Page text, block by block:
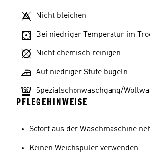
Nicht bleichen
Bei niedriger Temperatur im
Nicht chemisch reinigen
Auf niedriger Stufe bügeln
Spezialschonwaschgang/
PFLEGEHINWEISE
Sofort aus der Waschmaschine
Keinen Weichspüler verwenden